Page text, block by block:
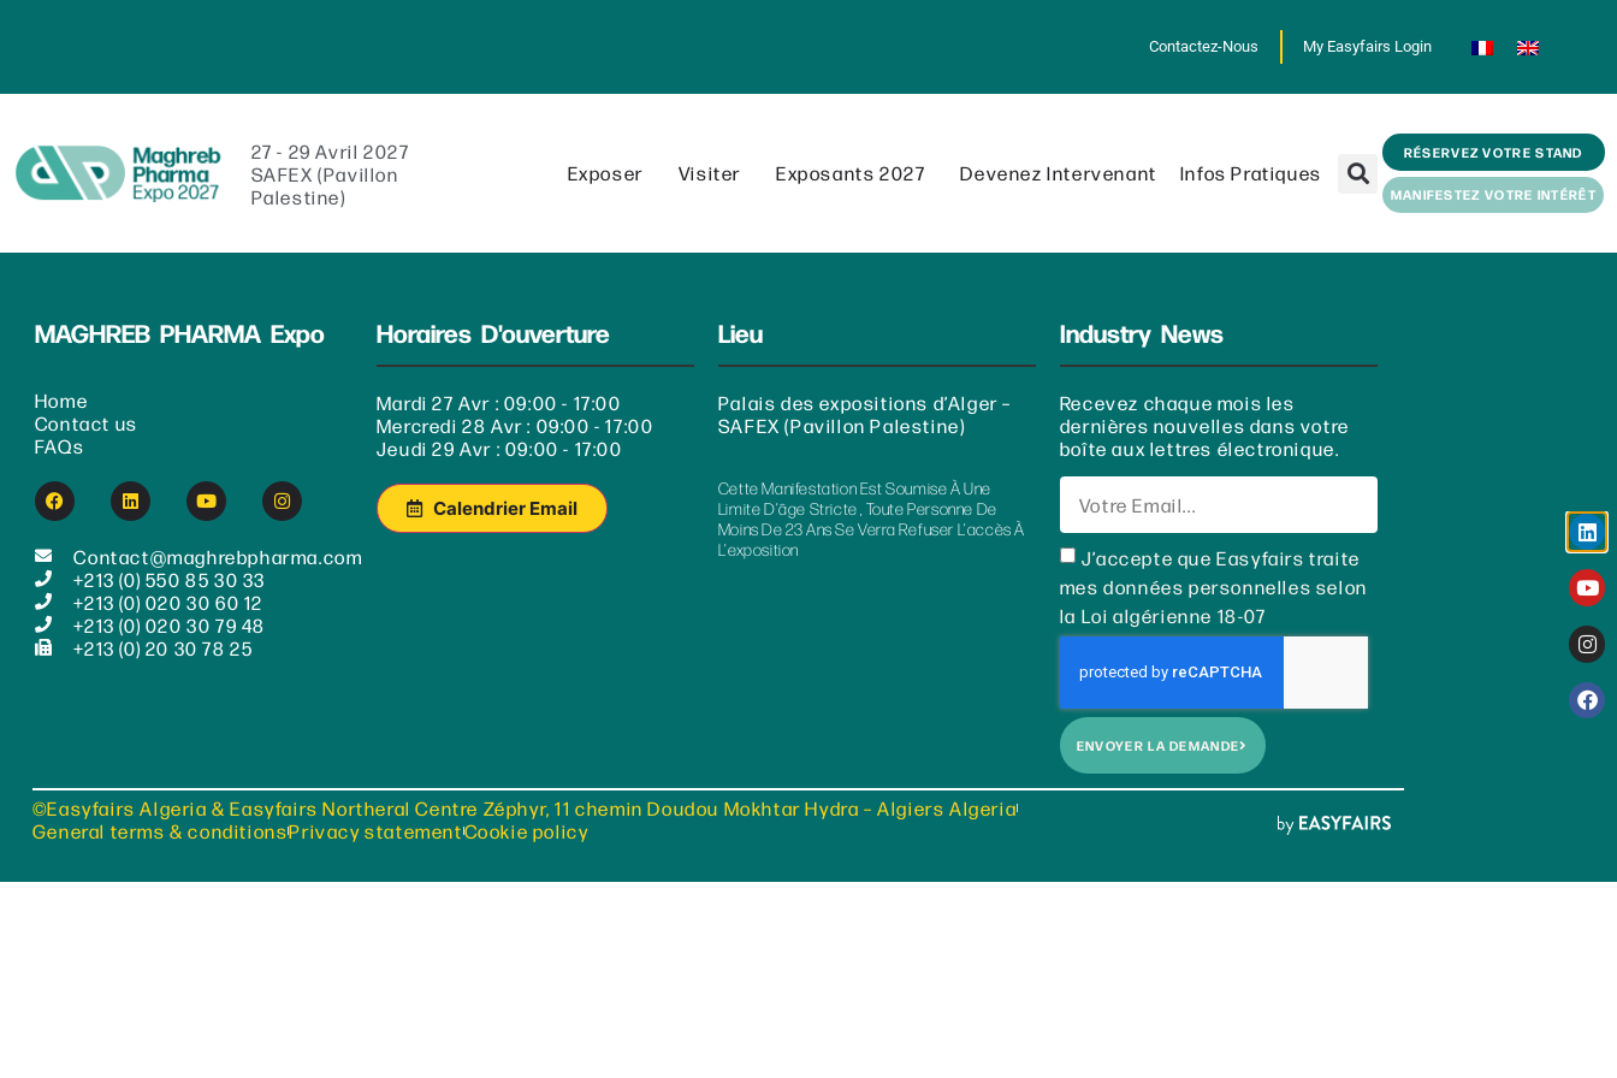
Contactez-Nous My Easyfairs Login
27 - 29 Avril 2027
SAFEX (Pavillon
Palestine)
Exposer Visiter Exposants 2027 Devenez Intervenant Infos Pratiques
RÉSERVEZ VOTRE STAND
MANIFESTEZ VOTRE INTÉRÊT
MAGHREB PHARMA Expo
Home
Contact us
FAQs
Contact@maghrebpharma.com
+213 (0) 550 85 30 33
+213 (0) 020 30 60 12
+213 (0) 020 30 79 48
+213 (0) 20 30 78 25
Horaires D'ouverture
Mardi 27 Avr : 09:00 - 17:00
Mercredi 28 Avr : 09:00 - 17:00
Jeudi 29 Avr : 09:00 - 17:00
Calendrier Email
Lieu
Palais des expositions d’Alger –
SAFEX (Pavillon Palestine)
Cette Manifestation Est Soumise À Une
Limite D’âge Stricte , Toute Personne De
Moins De 23 Ans Se Verra Refuser L’accès À
L’exposition
Industry News
Recevez chaque mois les
dernières nouvelles dans votre
boîte aux lettres électronique.
J’accepte que Easyfairs traite
mes données personnelles selon
la Loi algérienne 18-07
ENVOYER LA DEMANDE
©Easyfairs Algeria & Easyfairs Northeral Centre Zéphyr, 11 chemin Doudou Mokhtar Hydra – Algiers Algeria
General terms & conditionsPrivacy statementCookie policy